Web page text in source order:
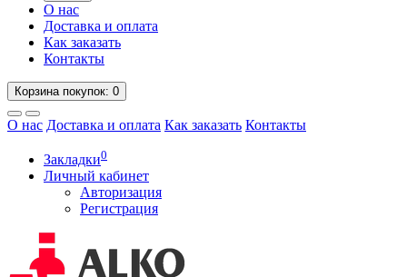
О нас
Доставка и оплата
Как заказать
Контакты
Корзинапокупок: 0
О нас Доставка и оплата Как заказать Контакты
Закладки0
Личный кабинет
Авторизация
Регистрация